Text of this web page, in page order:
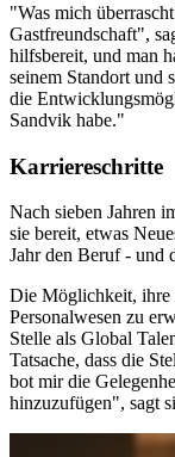
"Was mich
Gastfreundschaft",
hilfsbereit, und man
seinem Standort und
die
Sandvik habe."
Karriereschritte
Nach sieben Jahren
sie bereit, etwas
Jahr den Beruf - und
Die Möglichkeit, ihre
Personalwesen zu
Stelle als Global
Tatsache, dass die
bot mir die
hinzuzufügen", sagt